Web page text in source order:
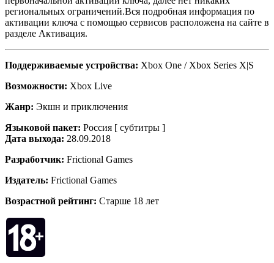
региональных ограничений.Вся подробная информация по
активации ключа с помощью сервисов расположена на сайте в
разделе Активация.
Поддерживаемые устройства: Xbox One / Xbox Series X|S
Возможности: Xbox Live
Жанр: Экшн и приключения
Языковой пакет: Россия [ субтитры ]
Дата выхода: 28.09.2018
Разработчик: Frictional Games
Издатель: Frictional Games
Возрастной рейтинг: Старше 18 лет